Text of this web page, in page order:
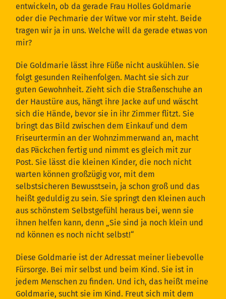
entwickeln, ob da gerade Frau Holles Goldmarie
oder die Pechmarie der Witwe vor mir steht. Beide
tragen wir ja in uns. Welche will da gerade etwas von
mir?
Die Goldmarie lässt ihre Füße nicht auskühlen. Sie
folgt gesunden Reihenfolgen. Macht sie sich zur
guten Gewohnheit. Zieht sich die Straßenschuhe an
der Haustüre aus, hängt ihre Jacke auf und wäscht
sich die Hände, bevor sie in ihr Zimmer flitzt. Sie
bringt das Bild zwischen dem Einkauf und dem
Friseurtermin an der Wohnzimmerwand an, macht
das Päckchen fertig und nimmt es gleich mit zur
Post. Sie lässt die kleinen Kinder, die noch nicht
warten können großzügig vor, mit dem
selbstsicheren Bewusstsein, ja schon groß und das
heißt geduldig zu sein. Sie springt den Kleinen auch
aus schönstem Selbstgefühl heraus bei, wenn sie
ihnen helfen kann, denn „Sie sind ja noch klein und
nd können es noch nicht selbst!“
Diese Goldmarie ist der Adressat meiner liebevolle
Fürsorge. Bei mir selbst und beim Kind. Sie ist in
jedem Menschen zu finden. Und ich, das heißt meine
Goldmarie, sucht sie im Kind. Freut sich mit dem